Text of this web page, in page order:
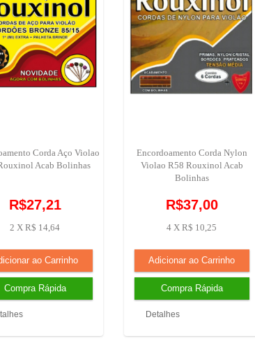
Corda Aço Violao
Acab Bolinhas
R$27,21
2 X R$ 14,64
Encordoamento Corda Nylon
Violao R58 Rouxinol Acab
Bolinhas
R$37,00
4 X R$ 10,25
Detalhes